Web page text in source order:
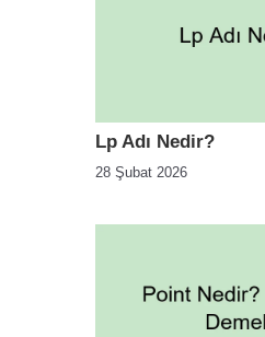
Lp Adı Nedir?
28 Şubat 2026